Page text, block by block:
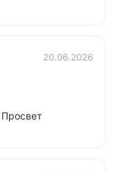
20.06.2026